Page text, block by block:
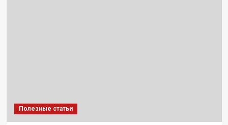
Полезные статьи